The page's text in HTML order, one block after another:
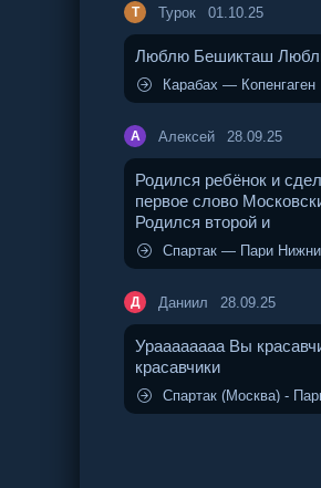
Т Турок 01.10.25
Люблю Бешикташ
Карабах — Копенгаген
А Алексей 28.09.25
Родился ребëнок и
первое слово
Родился второй и
Спартак — Пари
Д Даниил 28.09.25
Ураааааааа Вы
красавчики
Спартак (Москва) -